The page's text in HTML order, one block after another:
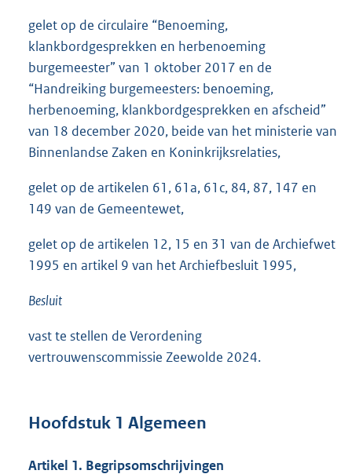
gelet op de circulaire “Benoeming,
klankbordgesprekken en herbenoeming
burgemeester” van 1 oktober 2017 en de
“Handreiking burgemeesters: benoeming,
herbenoeming, klankbordgesprekken en afscheid”
van 18 december 2020, beide van het ministerie van
Binnenlandse Zaken en Koninkrijksrelaties,
gelet op de artikelen 61, 61a, 61c, 84, 87, 147 en
149 van de Gemeentewet,
gelet op de artikelen 12, 15 en 31 van de Archiefwet
1995 en artikel 9 van het Archiefbesluit 1995,
Besluit
vast te stellen de Verordening
vertrouwenscommissie Zeewolde 2024.
Hoofdstuk 1 Algemeen
Artikel 1. Begripsomschrijvingen